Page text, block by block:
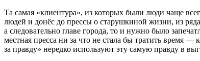
Та самая «клиентура», из которых были люди чаще
людей и донёс до прессы о старушкиной жизни, из
а следовательно главе города, то и нужно было
местная пресса ни за что не стала бы тратить время
за правду» нередко используют эту самую правду в